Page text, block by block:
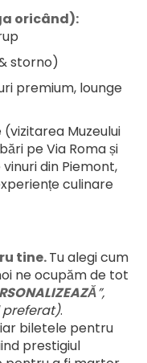
oricând):
storno)
premium, lounge
Muzeului
pe Via Roma și
din Piemont,
culinare
tine. Tu alegi cum
ne ocupăm de tot
”,
preferat).
biletele pentru
prestigiul